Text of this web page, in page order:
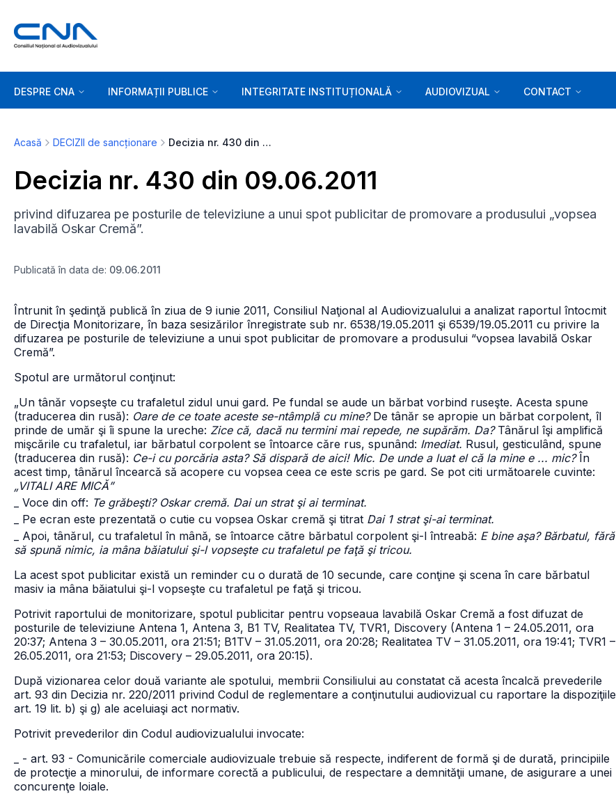
DESPRE CNA INFORMAȚII PUBLICE INTEGRITATE INSTITUȚIONALĂ AUDIOVIZUAL CONTACT
Acasă DECIZII de sancționare Decizia nr. 430 din 09.06.2011
Decizia nr. 430 din 09.06.2011
privind difuzarea pe posturile de televiziune a unui spot publicitar de promovare a produsului „vopsea
lavabilă Oskar Cremă”.
Publicată în data de: 09.06.2011
Întrunit în şedinţă publică în ziua de 9 iunie 2011, Consiliul Naţional al Audiovizualului a analizat raportul întocmit
de Direcţia Monitorizare, în baza sesizărilor înregistrate sub nr. 6538/19.05.2011 şi 6539/19.05.2011 cu privire la
difuzarea pe posturile de televiziune a unui spot publicitar de promovare a produsului “vopsea lavabilă Oskar
Cremă”.
Spotul are următorul conţinut:
„Un tânăr vopseşte cu trafaletul zidul unui gard. Pe fundal se aude un bărbat vorbind ruseşte. Acesta spune
(traducerea din rusă): Oare de ce toate aceste se-ntâmplă cu mine?De tânăr se apropie un bărbat corpolent, îl
prinde de umăr şi îi spune la ureche: Zice că, dacă nu termini mai repede, ne supărăm. Da?Tânărul îşi amplifică
mişcările cu trafaletul, iar bărbatul corpolent se întoarce căre rus, spunând: Imediat. Rusul, gesticulând, spune
(traducerea din rusă): Ce-i cu porcăria asta? Să dispară de aici! Mic. De unde a luat el că la mine e ... mic?În
acest timp, tânărul încearcă să acopere cu vopsea ceea ce este scris pe gard. Se pot citi următoarele cuvinte:
„VITALI ARE MICĂ”
_ Voce din off: Te grăbeşti? Oskar cremă. Dai un strat şi ai terminat.
_ Pe ecran este prezentată o cutie cu vopsea Oskar cremă şi titrat Dai 1 strat şi-ai terminat.
_ Apoi, tânărul, cu trafaletul în mână, se întoarce către bărbatul corpolent şi-l întreabă: E bine aşa? Bărbatul, fără
să spună nimic, ia mâna băiatului şi-l vopseşte cu trafaletul pe faţă şi tricou.
La acest spot publicitar există un reminder cu o durată de 10 secunde, care conţine şi scena în care bărbatul
masiv ia mâna băiatului şi-l vopseşte cu trafaletul pe faţă şi tricou.
Potrivit raportului de monitorizare, spotul publicitar pentru vopseaua lavabilă Oskar Cremă a fost difuzat de
posturile de televiziune Antena 1, Antena 3, B1 TV, Realitatea TV, TVR1, Discovery (Antena 1 – 24.05.2011, ora
20:37; Antena 3 – 30.05.2011, ora 21:51; B1TV – 31.05.2011, ora 20:28; Realitatea TV – 31.05.2011, ora 19:41; TVR1 –
26.05.2011, ora 21:53; Discovery – 29.05.2011, ora 20:15).
După vizionarea celor două variante ale spotului, membrii Consiliului au constatat că acesta încalcă prevederile
art. 93 din Decizia nr. 220/2011 privind Codul de reglementare a conţinutului audiovizual cu raportare la dispoziţiile
art. 19 lit. b) şi g) ale aceluiaşi act normativ.
Potrivit prevederilor din Codul audiovizualului invocate:
_ - art. 93 - Comunicările comerciale audiovizuale trebuie să respecte, indiferent de formă şi de durată, principiile
de protecţie a minorului, de informare corectă a publicului, de respectare a demnităţii umane, de asigurare a unei
concurenţe loiale.